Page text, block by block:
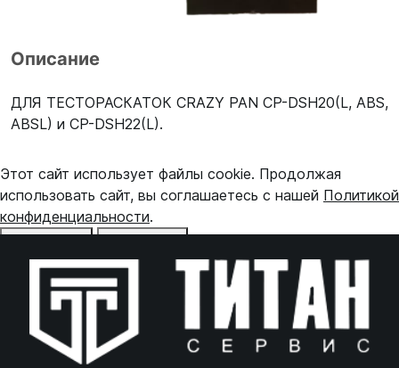
Описание
ДЛЯ ТЕСТОРАСКАТОК CRAZY PAN CP-DSH20(L, ABS,
ABSL) и CP-DSH22(L).
Этот сайт использует файлы cookie. Продолжая
использовать сайт, вы соглашаетесь с нашей Политикой
конфиденциальности.
Online чат